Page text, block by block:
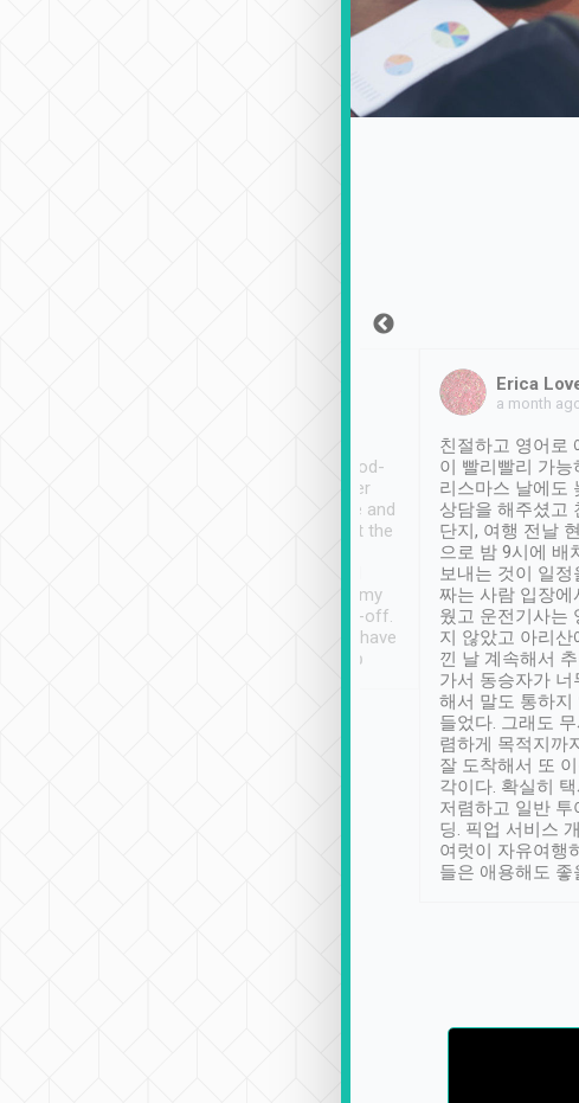
service, vehicles in good-
condition and the driver
service was awesome and
thoughtful. Driver went the
have safely arrived at my
destination after drop-off.
Definitely something I have
not seen elsewhere 👍
Erica
a month
친절하고 영어로
이 빨리빨리 가능
리스마스 날에도
상담을 해주셨고
단지, 여행 전날
으로 밤 9시에 배
보내는 것이 일정
짜는 사람 입장에
웠고 운전기사는
지 않았고 아리산
낀 날 계속해서
가서 동승자가 너
해서 말도 통하지
들었다. 그래도
렴하게 목적지까
잘 도착해서 또
각이다. 확실히
저렴하고 일반 투
딩. 픽업 서비스
여럿이 자유여행
들은 애용해도 좋